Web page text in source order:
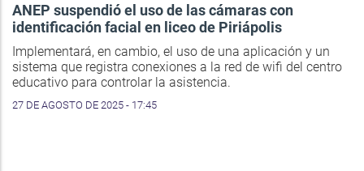
ANEP suspendió el uso de las cámaras con
identificación facial en liceo de Piriápolis
Implementará, en cambio, el uso de una aplicación y un
sistema que registra conexiones a la red de wifi del centro
educativo para controlar la asistencia.
27 DE AGOSTO DE 2025 - 17:45